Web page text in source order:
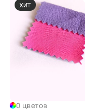
ХИТ
0 цветов